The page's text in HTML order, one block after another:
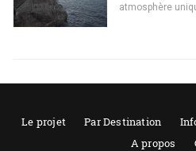
atmosphère
Le projet Par Destination
A propos